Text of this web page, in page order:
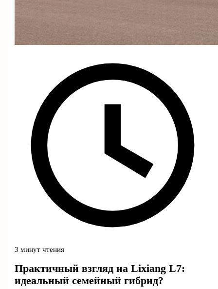
3 минут чтения
Практичный взгляд на Lixiang L7:
идеальный семейный гибрид?